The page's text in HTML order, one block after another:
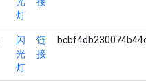
灯
闪
光
灯
链
接